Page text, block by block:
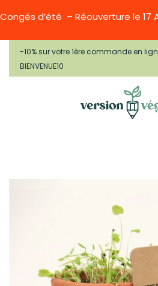
Congés d’été – Réouverture le 17
-10% sur votre 1ère commande en
BIENVENUE10